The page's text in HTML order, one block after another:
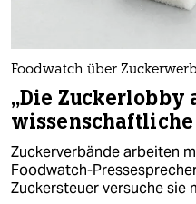
Foodwatch über
„Die Zuckerlobby
wissenschaftliche
Zuckerverbände arbeiten
Foodwatch-
Zuckersteuer versuche sie